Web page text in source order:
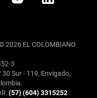
2026 EL COLOMBIANO
3
30 Sur - 119, Envigado,
(57) (604) 3315252